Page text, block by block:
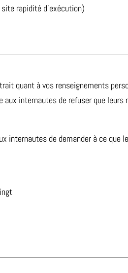
rapidité d’exécution)
quant à vos renseignements
internautes de refuser que
de demander à ce que